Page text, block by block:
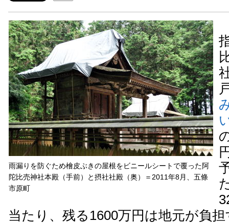
雨漏りを防ぐため檜皮ぶきの屋根をビニールシートで覆った阿
陀比売神社本殿（手前）と摂社社殿（奥）＝2011年8月、五條
市原町
当たり、残る1600万円は地元が負